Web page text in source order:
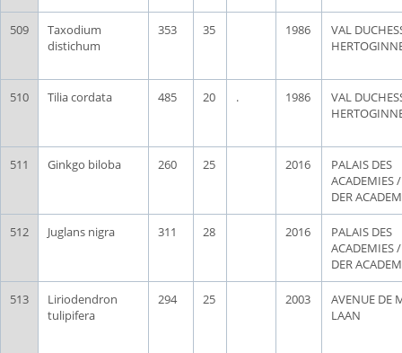
509
Taxodium
distichum
353 35 1986
VAL
510 Tilia cordata 485 20 . 1986
VAL
511 Ginkgo biloba 260 25 2016
PALAIS DES
ACADEMIES
DER
512 Juglans nigra 311 28 2016
PALAIS DES
ACADEMIES
DER
513
Liriodendron
tulipifera
294 25 2003
AVENUE DE
LAAN